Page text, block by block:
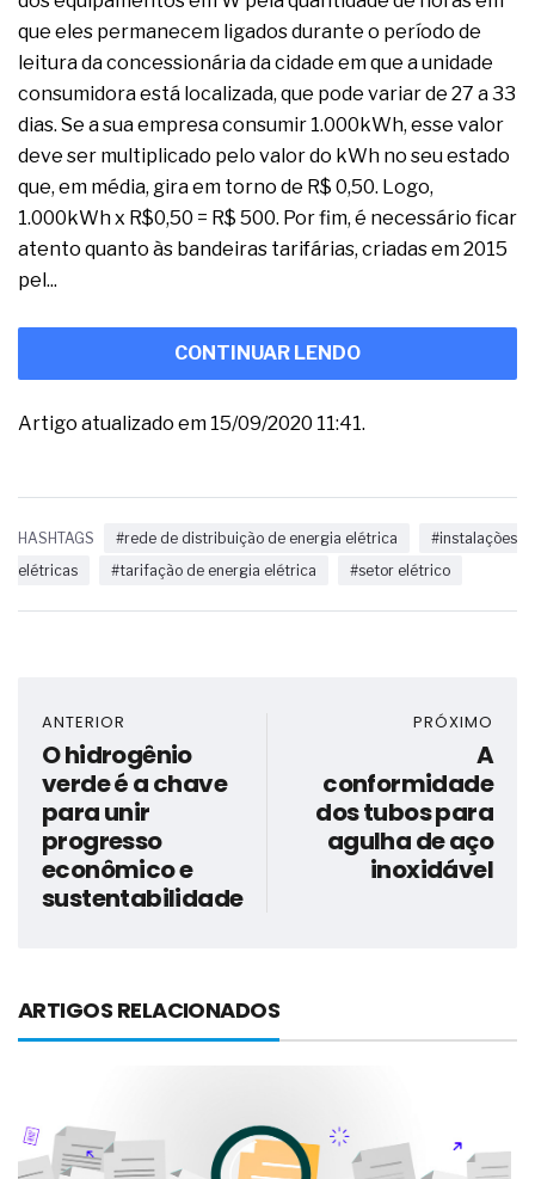
que eles permanecem ligados durante o período de
leitura da concessionária da cidade em que a unidade
consumidora está localizada, que pode variar de 27 a 33
dias. Se a sua empresa consumir 1.000kWh, esse valor
deve ser multiplicado pelo valor do kWh no seu estado
que, em média, gira em torno de R$ 0,50. Logo,
1.000kWh x R$0,50 = R$ 500. Por fim, é necessário ficar
atento quanto às bandeiras tarifárias, criadas em 2015
pel...
CONTINUAR LENDO
Artigo atualizado em 15/09/2020 11:41.
HASHTAGS #rede de distribuição de energia elétrica
#instalações
elétricas
#tarifação de energia elétrica #setor elétrico
ANTERIOR
O hidrogênio
verde é a chave
para unir
progresso
econômico e
sustentabilidade
PRÓXIMO
A
conformidade
dos tubos para
agulha de aço
inoxidável
ARTIGOS RELACIONADOS